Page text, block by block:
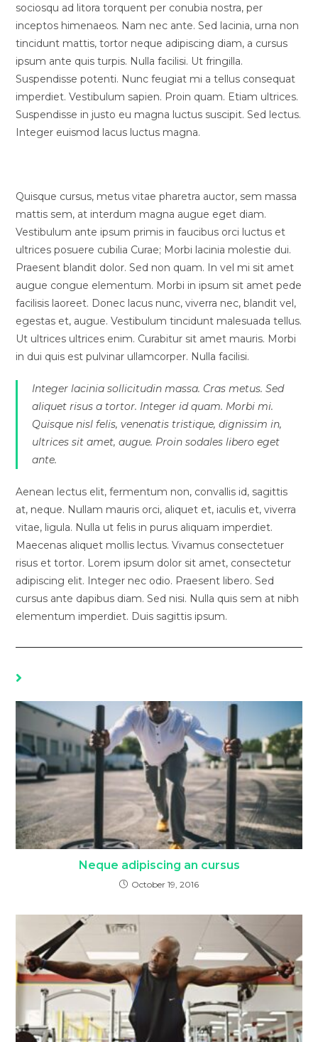
sociosqu ad litora torquent per conubia nostra, per
inceptos himenaeos. Nam nec ante. Sed lacinia, urna non
tincidunt mattis, tortor neque adipiscing diam, a cursus
ipsum ante quis turpis. Nulla facilisi. Ut fringilla.
Suspendisse potenti. Nunc feugiat mi a tellus consequat
imperdiet. Vestibulum sapien. Proin quam. Etiam ultrices.
Suspendisse in justo eu magna luctus suscipit. Sed lectus.
Integer euismod lacus luctus magna.
Quisque cursus, metus vitae pharetra auctor, sem massa
mattis sem, at interdum magna augue eget diam.
Vestibulum ante ipsum primis in faucibus orci luctus et
ultrices posuere cubilia Curae; Morbi lacinia molestie dui.
Praesent blandit dolor. Sed non quam. In vel mi sit amet
augue congue elementum. Morbi in ipsum sit amet pede
facilisis laoreet. Donec lacus nunc, viverra nec, blandit vel,
egestas et, augue. Vestibulum tincidunt malesuada tellus.
Ut ultrices ultrices enim. Curabitur sit amet mauris. Morbi
in dui quis est pulvinar ullamcorper. Nulla facilisi.
Integer lacinia sollicitudin massa. Cras metus. Sed
aliquet risus a tortor. Integer id quam. Morbi mi.
Quisque nisl felis, venenatis tristique, dignissim in,
ultrices sit amet, augue. Proin sodales libero eget
ante.
Aenean lectus elit, fermentum non, convallis id, sagittis
at, neque. Nullam mauris orci, aliquet et, iaculis et, viverra
vitae, ligula. Nulla ut felis in purus aliquam imperdiet.
Maecenas aliquet mollis lectus. Vivamus consectetuer
risus et tortor. Lorem ipsum dolor sit amet, consectetur
adipiscing elit. Integer nec odio. Praesent libero. Sed
cursus ante dapibus diam. Sed nisi. Nulla quis sem at nibh
elementum imperdiet. Duis sagittis ipsum.
Neque adipiscing an cursus
October 19, 2016